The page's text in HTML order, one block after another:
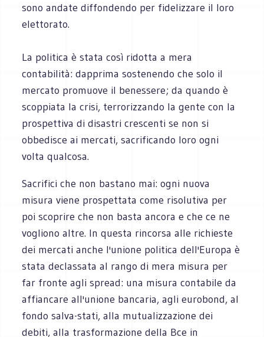
sono andate diffondendo per fidelizzare il loro
elettorato.
La politica è stata così ridotta a mera
contabilità: dapprima sostenendo che solo il
mercato promuove il benessere; da quando è
scoppiata la crisi, terrorizzando la gente con la
prospettiva di disastri crescenti se non si
obbedisce ai mercati, sacrificando loro ogni
volta qualcosa.
Sacrifici che non bastano mai: ogni nuova
misura viene prospettata come risolutiva per
poi scoprire che non basta ancora e che ce ne
vogliono altre. In questa rincorsa alle richieste
dei mercati anche l'unione politica dell'Europa è
stata declassata al rango di mera misura per
far fronte agli spread: una misura contabile da
affiancare all'unione bancaria, agli eurobond, al
fondo salva-stati, alla mutualizzazione dei
debiti, alla trasformazione della Bce in